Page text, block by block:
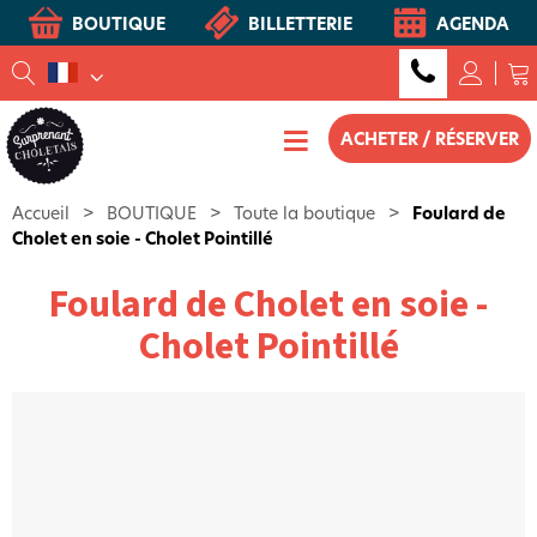
BOUTIQUE BILLETTERIE AGENDA
ACHETER / RÉSERVER
Accueil > BOUTIQUE > Toute la boutique >
Foulard de
Cholet en soie - Cholet Pointillé
Foulard de Cholet en soie -
Cholet Pointillé